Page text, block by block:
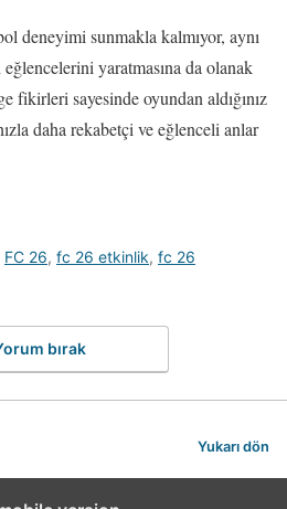
deneyimi sunmakla kalmıyor, aynı
yaratmasına da olanak
fikirleri sayesinde oyundan aldığınız
daha rekabetçi ve eğlenceli anlar
FC 26, fc 26 etkinlik, fc 26
bırak
Yukarı dön